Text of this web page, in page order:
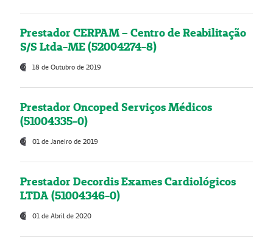
Prestador CERPAM – Centro de Reabilitação
S/S Ltda-ME (52004274-8)
18 de Outubro de 2019
Prestador Oncoped Serviços Médicos
(51004335-0)
01 de Janeiro de 2019
Prestador Decordis Exames Cardiológicos
LTDA (51004346-0)
01 de Abril de 2020